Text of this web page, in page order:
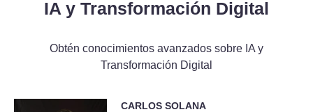
IA y Transformación Digital
Obtén conocimientos avanzados sobre IA y
Transformación Digital
CARLOS SOLANA